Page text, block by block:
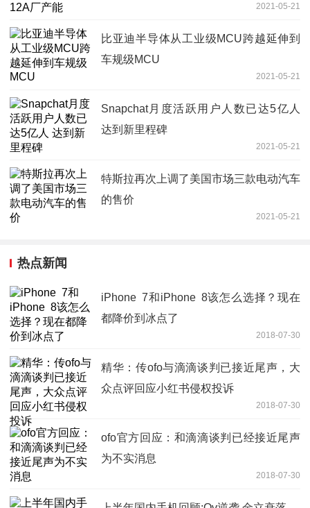
2021-05-21
比亚迪半导体从工业级MCU跨越延伸到
车规级MCU
2021-05-21
Snapchat月度活跃用户人数已达5亿人
达到新里程碑
2021-05-21
特斯拉再次上调了美国市场三款电动汽车
的售价
2021-05-21
热点新闻
iPhone 7和iPhone 8该怎么选择？现在
都降价到冰点了
2018-07-30
精华：传ofo与滴滴谈判已接近尾声，大
众点评回应小红书侵权投诉
2018-07-30
ofo官方回应：和滴滴谈判已经接近尾声
为不实消息
2018-07-30